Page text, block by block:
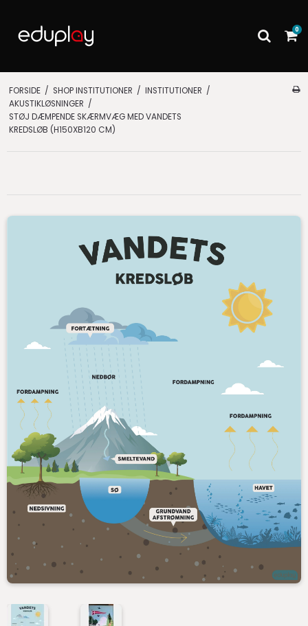
0
FORSIDE / SHOP INSTITUTIONER / INSTITUTIONER /
AKUSTIKLØSNINGER /
STØJ DÆMPENDE SKÆRMVÆG MED VANDETS
KREDSLØB (H150XB120 CM)